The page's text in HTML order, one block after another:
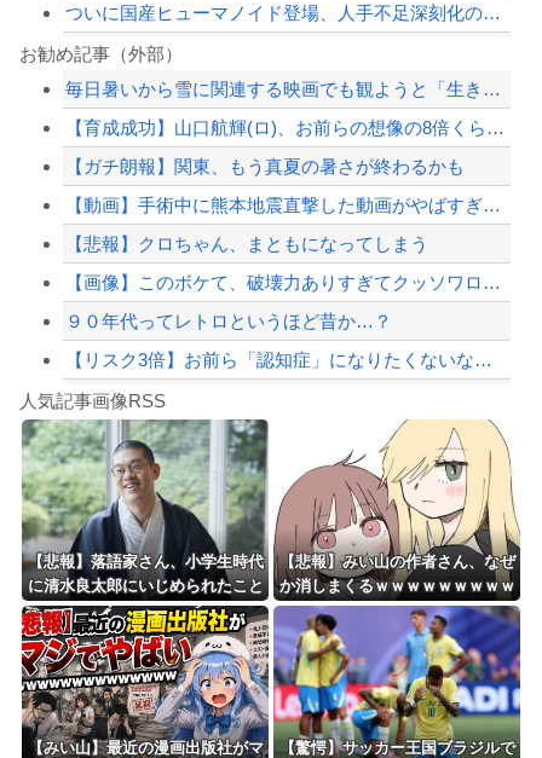
ついに国産ヒューマノイド登場、人手不足深刻化の医療・製造現場などでの活用想定！
暴力行為法違反の疑いで、毎日新聞記者を逮捕
消費税減税に反対していた財務省の面目が丸潰れに、減税が決まった途端に市場が動き出...
昔の自販機が最高すぎる
【配信者】「金バエ」のSNS更新が1週間途絶え、様々な憶測が飛び交う。1週間ぶり...
Powered by livedoor 相互RSS
お勧め記事（外部）
毎日暑いから雪に関連する映画でも観ようと「生きてこそ」を借りたのね
【育成成功】山口航輝(ロ)、お前らの想像の8倍くらい打ちまくってる
【ガチ朗報】関東、もう真夏の暑さが終わるかも
【動画】手術中に熊本地震直撃した動画がやばすぎると話題に・・・
【悲報】クロちゃん、まともになってしまう
【画像】このボケて、破壊力ありすぎてクッソワロタｗｗｗｗｗｗｗｗｗ
９０年代ってレトロというほど昔か…？
【リスク3倍】お前ら「認知症」になりたくないなら酒をやめろ
白石「あ、あきら様……？」あきら「……白石」
8/4のニュース
日本旅行キャンセルすべきか…1万年ぶり史上最大級の火山の兆し＝韓国の反応
更新中止のお知らせ
海外「おめでとうタキ！」リヴァプール南野がバースデーゴール！！
Powered by livedoor 相互RSS
人気記事画像RSS
【悲報】落語家さん、小学生時代
に清水良太郎にいじめられたこと
を告白
【悲報】みい山の作者さん、なぜ
か消しまくるｗｗｗｗｗｗｗｗｗ
ｗｗｗｗｗｗ
【みい山】最近の漫画出版社がマ
【驚愕】サッカー王国ブラジルで